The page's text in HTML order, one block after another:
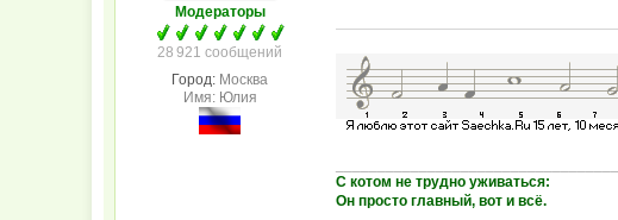
Модераторы
28 921 сообщений
Город: Москва
Имя: Юлия
С котом не трудно уживаться:
Он просто главный, вот и всё.